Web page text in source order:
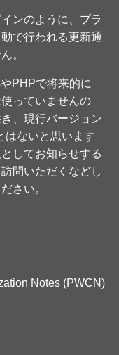
ンのように、プラ
で行われる更新通
。
PHPで将来的に
っていませんの
、現行バージョン
はないと思います
してお知らせする
問いただくなどし
さい。
Notes (PWCN)